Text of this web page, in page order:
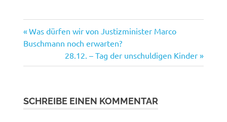
Beitragsnavigation
Vorheriger
Beitrag:
Was dürfen wir von Justizminister Marco
Buschmann noch erwarten?
Nächster
Beitrag:
28.12. – Tag der unschuldigen Kinder
SCHREIBE EINEN KOMMENTAR